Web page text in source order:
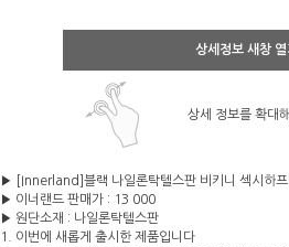
상세정보 새창 열
상세 정보를 확대
▶ [Innerland]블랙 나일론탁텔스판 비키니 섹시하
▶ 이너랜드 판매가 : 13 000
▶ 원단소재 : 나일론탁텔스판
1. 이번에 새롭게 출시한 제품입니다